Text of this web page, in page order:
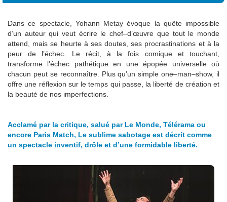
Dans ce spectacle, Yohann Metay évoque la quête impossible
d’un auteur qui veut écrire le chef–d’œuvre que tout le monde
attend, mais se heurte à ses doutes, ses procrastinations et à la
peur de l’échec. Le récit, à la fois comique et touchant,
transforme l’échec pathétique en une épopée universelle où
chacun peut se reconnaître. Plus qu’un simple one–man–show, il
offre une réflexion sur le temps qui passe, la liberté de création et
la beauté de nos imperfections.
Acclamé par la critique, salué par Le Monde, Télérama ou
encore Paris Match, Le sublime sabotage est décrit comme
un spectacle inventif, drôle et d’une formidable liberté.